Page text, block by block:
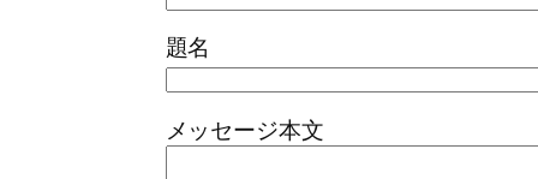
題名
メッセージ本文